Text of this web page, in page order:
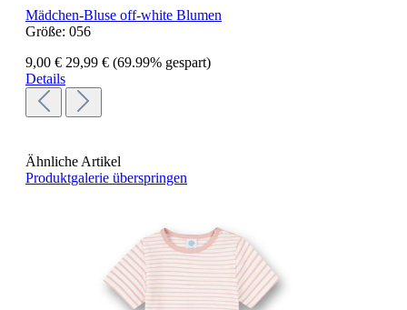
Mädchen-Bluse off-white Blumen
Größe: 056
9,00 € 29,99 € (69.99% gespart)
Details
Ähnliche Artikel
Produktgalerie überspringen